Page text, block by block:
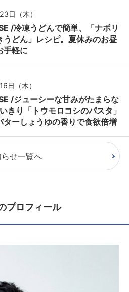
日（木）
/冷凍うどんで簡単、「ナポリ
うどん」レシピ。夏休みのお昼
手軽に
日（木）
/ジューシーな甘みがたまらな
きり「トウモロコシのパスタ」
ターしょうゆの香りで食欲倍増
せ一覧へ
プロフィール